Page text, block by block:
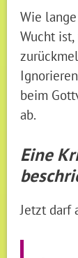
Wie
Wucht
beim
ab.
Eine
Jetzt darf